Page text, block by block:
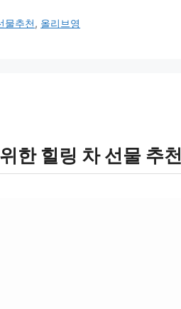
물추천, 올리브영
한 힐링 차 선물 추천